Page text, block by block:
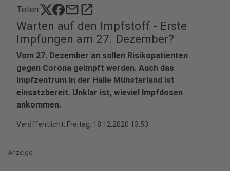
Teilen: mailopen_in_new
Warten auf den Impfstoff - Erste
Impfungen am 27. Dezember?
Vom 27. Dezember an sollen Risikopatienten
gegen Corona geimpft werden. Auch das
Impfzentrum in der Halle Münsterland ist
einsatzbereit. Unklar ist, wieviel Impfdosen
ankommen.
Veröffentlicht: Freitag, 18.12.2020 13:53
Anzeige